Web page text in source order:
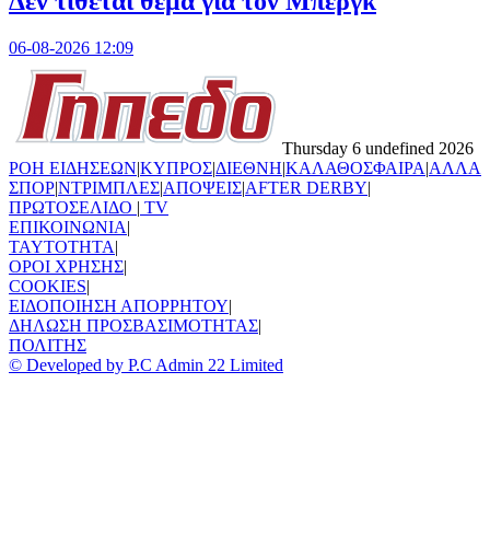
06-08-2026 12:09
Thursday 6 undefined 2026
ΡΟΗ ΕΙΔΗΣΕΩΝ|ΚΥΠΡΟΣ|ΔΙΕΘΝΗ|ΚΑΛΑΘΟΣΦΑΙΡΑ|ΑΛΛΑ
ΣΠΟΡ|ΝΤΡΙΜΠΛΕΣ|ΑΠΟΨΕΙΣ|AFTER DERBY|
ΠΡΩΤΟΣΕΛΙΔΟ | TV
ΕΠΙΚΟΙΝΩΝΙΑ|
TAYTOTHTA|
ΟΡΟΙ ΧΡΗΣΗΣ|
COOKIES|
ΕΙΔΟΠΟΙΗΣΗ ΑΠΟΡΡΗΤΟΥ|
ΔΗΛΩΣΗ ΠΡΟΣΒΑΣΙΜΟΤΗΤΑΣ|
ΠΟΛΙΤΗΣ
© Developed by P.C Admin 22 Limited